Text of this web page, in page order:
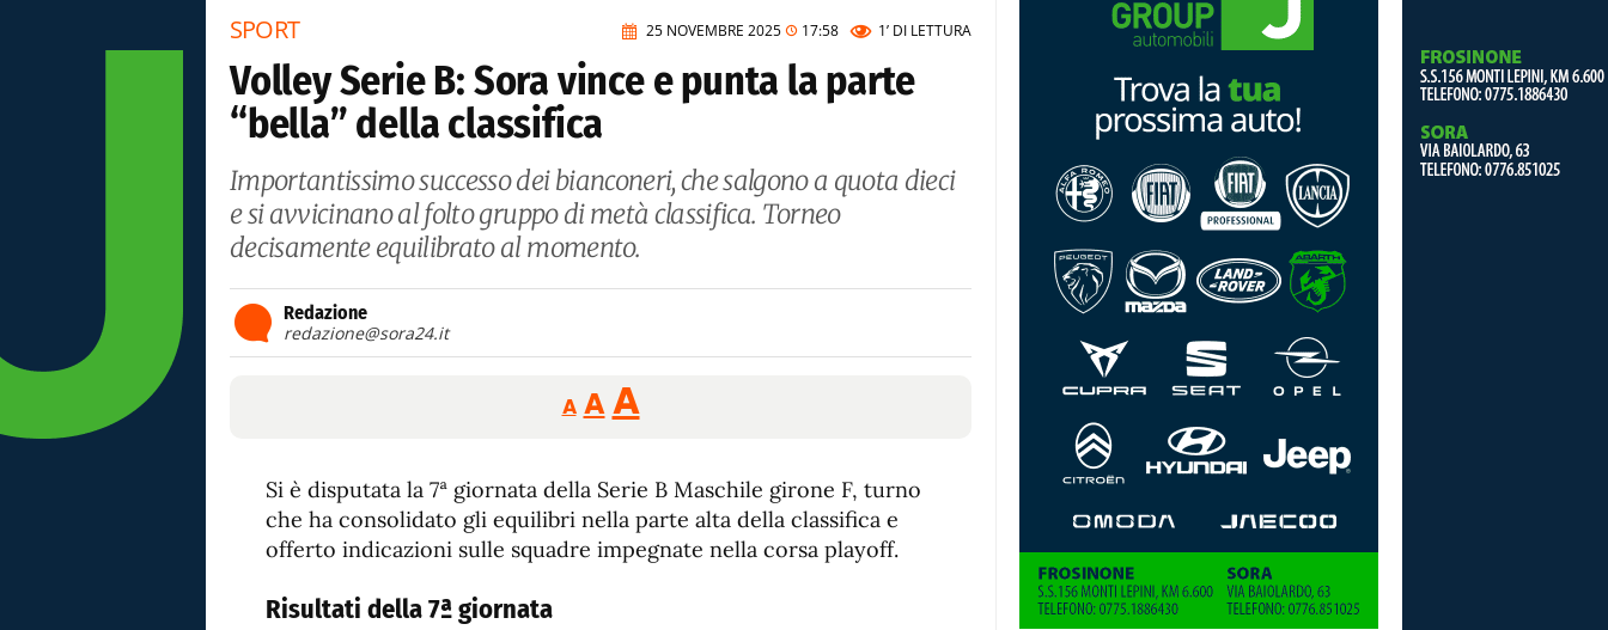
25 NOVEMBRE 2025 17:58 1’ DI LETTURA
SPORT
Volley Serie B: Sora vince e punta la parte
“bella” della classifica
Importantissimo successo dei bianconeri, che salgono a quota dieci
e si avvicinano al folto gruppo di metà classifica. Torneo
decisamente equilibrato al momento.
Redazione
redazione@sora24.it
A
Reducir
tamaño
A Restablecer
tamaño
de
fuente
AAumentar
de
fuente.
Si è disputata la 7ª giornata della Serie B Maschile girone F, turno
che ha consolidato gli equilibri nella parte alta della classifica e
offerto indicazioni sulle squadre impegnate nella corsa playoff.
Risultati della 7ª giornata